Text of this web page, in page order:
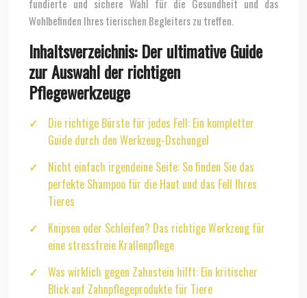
fundierte und sichere Wahl für die Gesundheit und das
Wohlbefinden Ihres tierischen Begleiters zu treffen.
Inhaltsverzeichnis: Der ultimative Guide
zur Auswahl der richtigen
Pflegewerkzeuge
Die richtige Bürste für jedes Fell: Ein kompletter
Guide durch den Werkzeug-Dschungel
Nicht einfach irgendeine Seife: So finden Sie das
perfekte Shampoo für die Haut und das Fell Ihres
Tieres
Knipsen oder Schleifen? Das richtige Werkzeug für
eine stressfreie Krallenpflege
Was wirklich gegen Zahnstein hilft: Ein kritischer
Blick auf Zahnpflegeprodukte für Tiere